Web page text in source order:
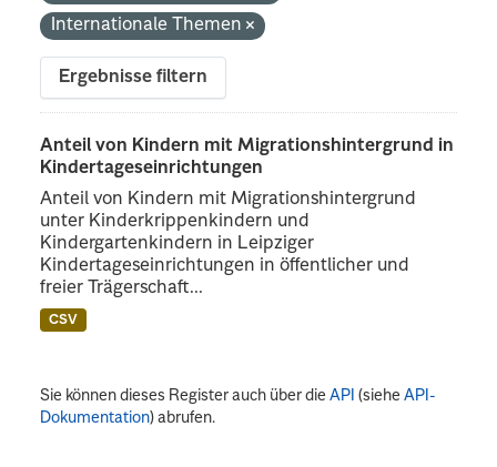
Internationale Themen
Ergebnisse filtern
Anteil von Kindern mit Migrationshintergrund in
Kindertageseinrichtungen
Anteil von Kindern mit Migrationshintergrund
unter Kinderkrippenkindern und
Kindergartenkindern in Leipziger
Kindertageseinrichtungen in öffentlicher und
freier Trägerschaft...
CSV
Sie können dieses Register auch über dieAPI (sieheAPI-
Dokumentation) abrufen.